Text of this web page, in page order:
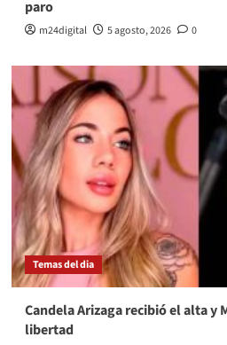
paro
m24digital 5 agosto, 2026 0
Temas del dia
Candela Arizaga recibió el alta y
libertad